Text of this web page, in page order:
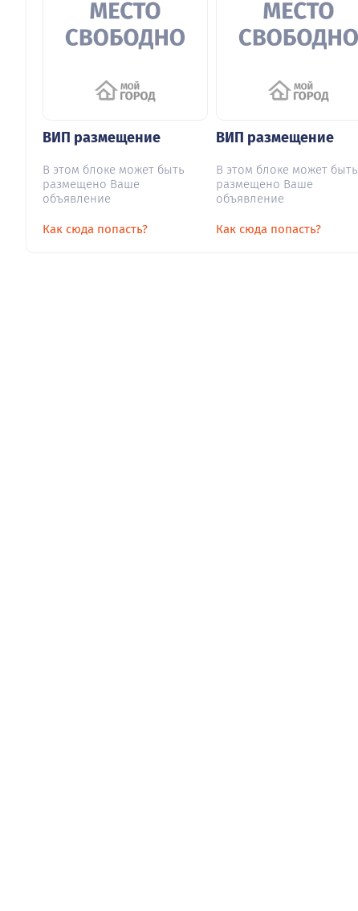
ВИП размещение
В этом блоке может быть
размещено Ваше
объявление
Как сюда попасть?
ВИП размещение
В этом блоке может быть
размещено Ваше
объявление
Как сюда попасть?